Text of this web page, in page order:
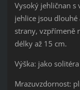
Vysoký jehličnan
jehlice jsou
strany, vzpřímeně
délky až 15 cm.
Výška: jako
Mrazuvzdornost: